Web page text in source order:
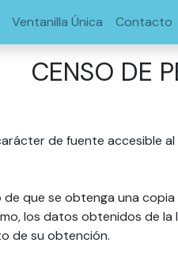
Ventanilla Única Contacto
CENSO DE
de fuente accesible
de que se obtenga una
los datos obtenidos de
de su obtención.